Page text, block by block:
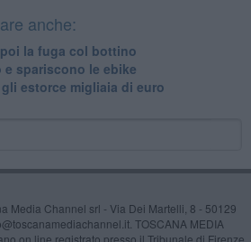
anche:
la fuga col bottino
spariscono le ebike
estorce migliaia di euro
Media Channel srl - Via Dei Martelli, 8 - 50129
TOSCANA MEDIA
on line registrato presso il Tribunale di Firenze